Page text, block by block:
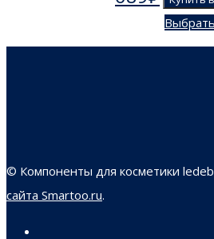
© Компоненты для косметики
сайта Smartoo.ru.